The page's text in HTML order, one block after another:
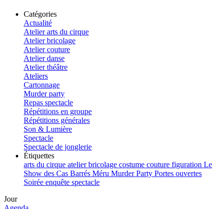
Catégories
Actualité
Atelier arts du cirque
Atelier bricolage
Atelier couture
Atelier danse
Atelier théâtre
Ateliers
Cartonnage
Murder party
Repas spectacle
Répétitions en groupe
Répétitions générales
Son & Lumière
Spectacle
Spectacle de jonglerie
Étiquettes
arts du cirque atelierbricolage costume couture figuration Le
Show des Cas Barrés Méru Murder Party Portes ouvertes
Soirée enquête spectacle
Jour